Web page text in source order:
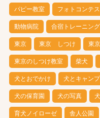
パピー教室 フォトコンテス
動物病院 合宿トレーニング
東京 東京 しつけ 東
東京のしつけ教室 柴犬
犬とおでかけ 犬とキャンプ
犬の保育園 犬の写真
育犬ノイローゼ 舎人公園